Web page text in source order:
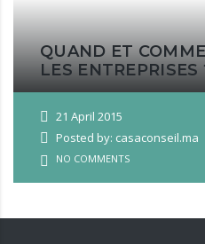
QUAND ET
LES ENTREPRISES
21 April 2015
Posted by: casaconseil.ma
NO COMMENTS